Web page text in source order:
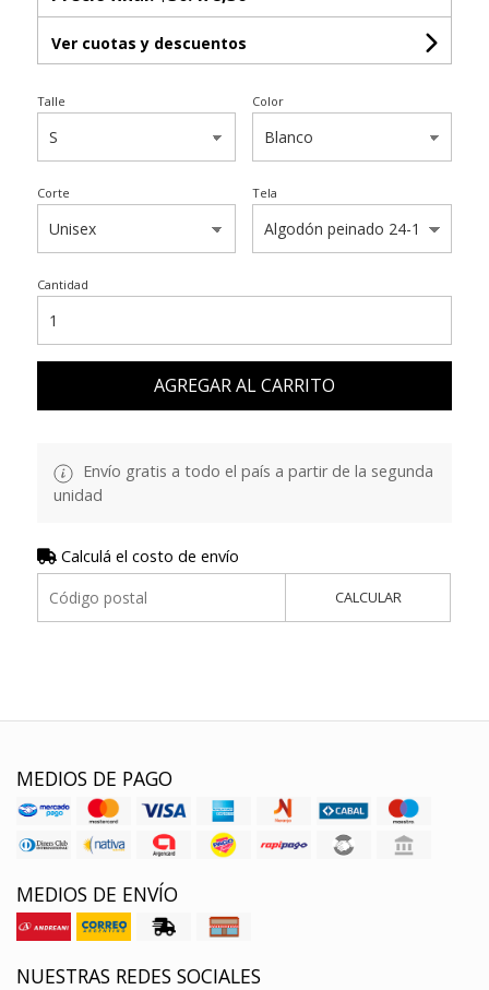
Ver cuotas y descuentos
Talle Color
Corte Tela
Cantidad
AGREGAR AL CARRITO
Envío gratis a todo el país a partir de la segunda
unidad
Calculá el costo de envío
CALCULAR
MEDIOS DE PAGO
MEDIOS DE ENVÍO
NUESTRAS REDES SOCIALES